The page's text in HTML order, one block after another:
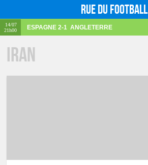
Rue du football
14/07
21h00
ESPAGNE 2-1 ANGLETERRE
Iran